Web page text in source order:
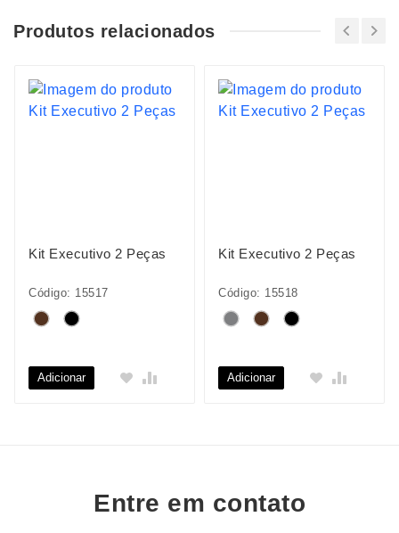
Produtos relacionados
Kit Executivo 2 Peças
Código: 15517
Adicionar
Kit Executivo 2 Peças
Código: 15518
Adicionar
Entre em contato